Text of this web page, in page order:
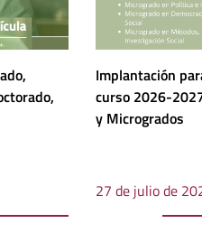
Implantación
curso 2026-
y Microgrados
27 de julio de